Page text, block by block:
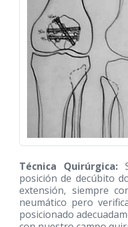
Técnica Quirúrgica:
posición de decúbito
extensión, siempre
neumático pero
posicionado